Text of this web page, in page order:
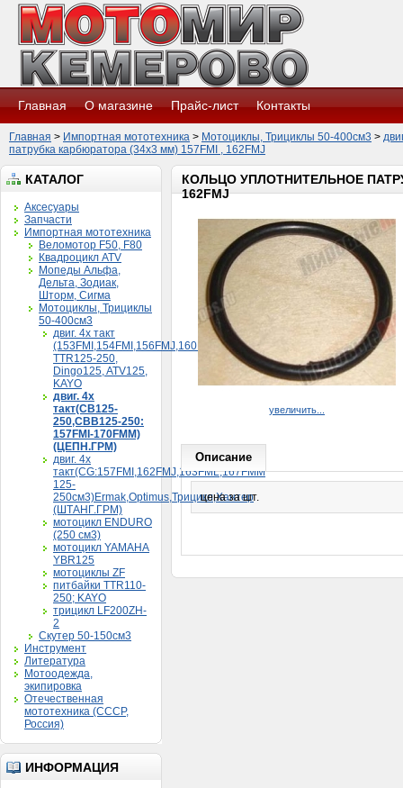
Главная О магазине Прайс-лист Контакты
Главная > Импортная мототехника > Мотоциклы, Трициклы 50-400см3 >
патрубка карбюратора (34х3 мм) 157FMI , 162FMJ
КАТАЛОГ
Аксесуары
Запчасти
Импортная мототехника
Веломотор F50, F80
Квадроцикл ATV
Мопеды Альфа,
Дельта, Зодиак,
Шторм, Сигма
Мотоциклы, Трициклы
50-400см3
двиг. 4х такт
(153FMI,154FMI,156FMJ,160FMK)
TTR125-250,
Dingo125, ATV125,
KAYO
двиг. 4х
такт(CB125-
250,CBB125-250:
157FMI-170FMM)
(ЦЕПН.ГРМ)
двиг. 4х
такт(CG:157FMI,162FMJ,163FML,167FMM
125-
250см3)Ermak,Optimus,Трицикл,Хантер
(ШТАНГ.ГРМ)
мотоцикл ENDURO
(250 см3)
мотоцикл YAMAHA
YBR125
мотоциклы ZF
питбайки TTR110-
250; KAYO
трицикл LF200ZH-
2
Скутер 50-150см3
Инструмент
Литература
Мотоодежда,
экипировка
Отечественная
мототехника (СССР,
Россия)
ИНФОРМАЦИЯ
КОЛЬЦО УПЛОТНИТЕЛЬНОЕ
162FMJ
увеличить...
Описание
цена за шт.